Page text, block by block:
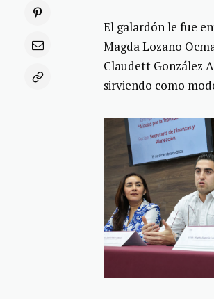
El galardón le fue
Magda Lozano
Claudett González
sirviendo como